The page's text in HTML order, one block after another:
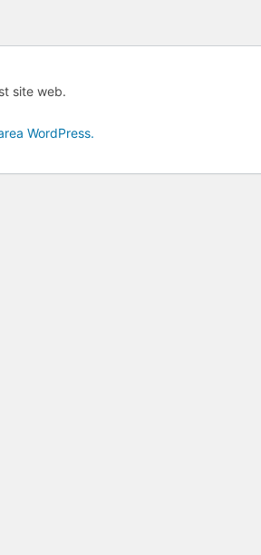
site web.
WordPress.